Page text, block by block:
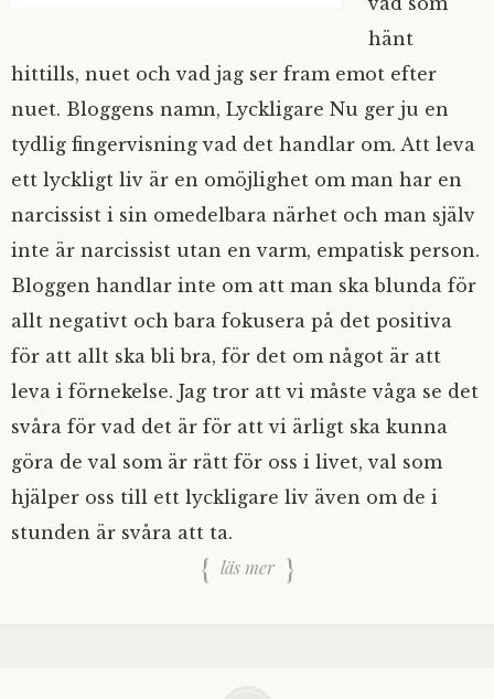
hänt
hittills, nuet och vad jag ser fram emot efter
nuet. Bloggens namn, Lyckligare Nu ger ju en
tydlig fingervisning vad det handlar om. Att leva
ett lyckligt liv är en omöjlighet om man har en
narcissist i sin omedelbara närhet och man själv
inte är narcissist utan en varm, empatisk person.
Bloggen handlar inte om att man ska blunda för
allt negativt och bara fokusera på det positiva
för att allt ska bli bra, för det om något är att
leva i förnekelse. Jag tror att vi måste våga se det
svåra för vad det är för att vi ärligt ska kunna
göra de val som är rätt för oss i livet, val som
hjälper oss till ett lyckligare liv även om de i
stunden är svåra att ta.
läs mer